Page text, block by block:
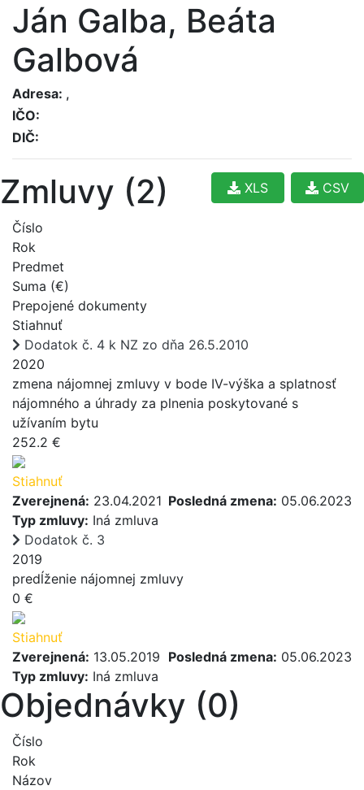
Ján Galba, Beáta
Galbová
Adresa: ,
IČO:
DIČ:
Zmluvy (2) CSV
XLS
Číslo
Rok
Predmet
Suma (€)
Prepojené dokumenty
Stiahnuť
Dodatok č. 4 k NZ zo dňa 26.5.2010
2020
zmena nájomnej zmluvy v bode IV-výška a splatnosť
nájomného a úhrady za plnenia poskytované s
užívaním bytu
252.2 €
Stiahnuť
Zverejnená: 23.04.2021 Posledná zmena: 05.06.2023
Typ zmluvy: Iná zmluva
Dodatok č. 3
2019
predĺženie nájomnej zmluvy
0 €
Stiahnuť
Zverejnená: 13.05.2019 Posledná zmena: 05.06.2023
Typ zmluvy: Iná zmluva
Objednávky (0)
Číslo
Rok
Názov